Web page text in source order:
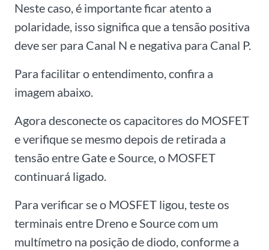
Neste caso, é importante ficar atento a
polaridade, isso significa que a tensão positiva
deve ser para Canal N e negativa para Canal P.
Para facilitar o entendimento, confira a
imagem abaixo.
Agora desconecte os capacitores do MOSFET
e verifique se mesmo depois de retirada a
tensão entre Gate e Source, o MOSFET
continuará ligado.
Para verificar se o MOSFET ligou, teste os
terminais entre Dreno e Source com um
multímetro na posição de diodo, conforme a